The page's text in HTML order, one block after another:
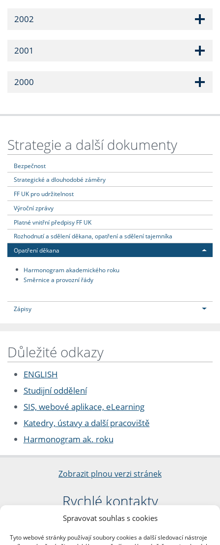
Spravovat souhlas s cookies
Tyto webové stránky používají soubory cookies a další sledovací nástroje
2002
2001
2000
Strategie a další dokumenty
Bezpečnost
Strategické a dlouhodobé záměry
FF UK pro udržitelnost
Výroční zprávy
Platné vnitřní předpisy FF UK
Rozhodnutí a sdělení děkana, opatření a sdělení tajemníka
Opatření děkana
Harmonogram akademického roku
Směrnice a provozní řády
Zápisy
Důležité odkazy
ENGLISH
Studijní oddělení
SIS, webové aplikace, eLearning
Katedry, ústavy a další pracoviště
Harmonogram ak. roku
Zobrazit plnou verzi stránek
Rychlé kontakty
Filozofická fakulta
nám. Jana Palacha 1/2